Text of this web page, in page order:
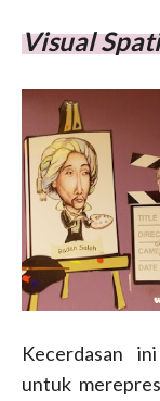
Visual
Kecerdasan
untuk